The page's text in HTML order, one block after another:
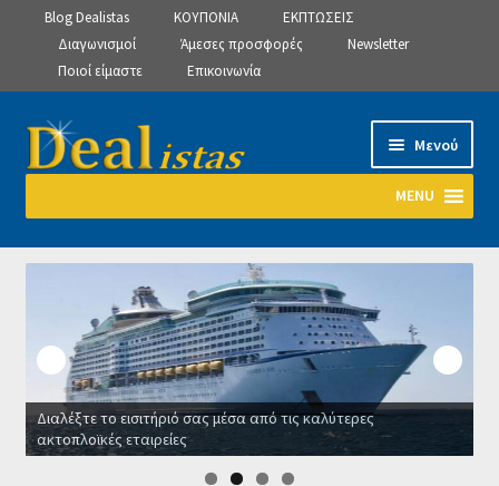
Blog Dealistas ΚΟΥΠΟΝΙΑ
ΕΚΠΤΩΣΕΙΣ
Διαγωνισμοί
Άμεσες προσφορές
Newsletter
Ποιοί είμαστε
Επικοινωνία
Απευθείας
μετάβαση
πλοήγηση
Μετάβαση
σε
Μενού
MENU
Αρχική
Manage Subscriptions
Manage Subscriptions
Manage Subscriptions
Διαλέξτε το εισιτήριό σας μέσα από τις καλύτερες
ακτοπλοϊκές εταιρείες